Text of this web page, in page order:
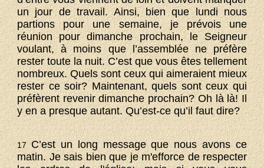
un jour de travail. Ainsi, bien que lundi nous
partions pour une semaine, je prévois une
réunion pour dimanche prochain, le Seigneur
voulant, à moins que l’assemblée ne préfère
rester toute la nuit. C’est que vous êtes tellement
nombreux. Quels sont ceux qui aimeraient mieux
rester ce soir? Maintenant, quels sont ceux qui
préfèrent revenir dimanche prochain? Oh là là! Il
y en a presque autant. Qu’est-ce qu’il faut dire?
17C’est un long message que nous avons ce
matin. Je sais bien que je m'efforce de respecter